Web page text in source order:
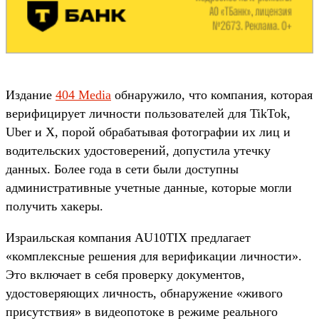
Издание 404 Media обнаружило, что компания, которая
верифицирует личности пользователей для TikTok,
Uber и X, порой обрабатывая фотографии их лиц и
водительских удостоверений, допустила утечку
данных. Более года в сети были доступны
административные учетные данные, которые могли
получить хакеры.
Израильская компания AU10TIX предлагает
«комплексные решения для верификации личности».
Это включает в себя проверку документов,
удостоверяющих личность, обнаружение «живого
присутствия» в видеопотоке в режиме реального